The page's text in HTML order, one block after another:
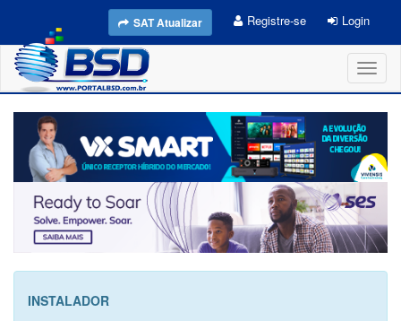
SAT Atualizar Registre-se Login
INSTALADOR